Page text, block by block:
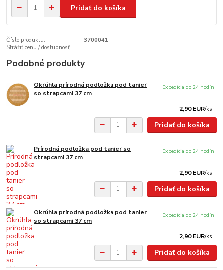
Pridať do košíka
Číslo produktu:
3700041
Strážiť cenu / dostupnosť
Podobné produkty
Okrúhla prírodná podložka pod tanier
so strapcami 37 cm
2,90 EUR/ks
Expedícia do 24 hodín
Pridať do košíka
Prírodná podložka pod tanier so
strapcami 37 cm
2,90 EUR/ks
Expedícia do 24 hodín
Pridať do košíka
Okrúhla prírodná podložka pod tanier
so strapcami 37 cm
2,90 EUR/ks
Expedícia do 24 hodín
Pridať do košíka